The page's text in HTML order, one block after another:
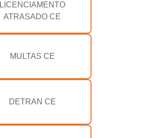
LICENCIAMENTO
ATRASADO CE
MULTAS CE
DETRAN CE